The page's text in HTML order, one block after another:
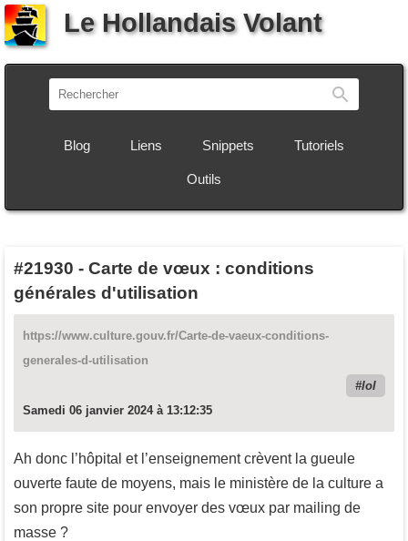
Le Hollandais Volant
Blog Liens Snippets Tutoriels
Outils
#21930 - Carte de vœux : conditions
générales d'utilisation
https://www.culture.gouv.fr/Carte-de-vaeux-conditions-
generales-d-utilisation
lol
Samedi 06 janvier 2024 à 13:12:35
Ah donc l’hôpital et l’enseignement crèvent la gueule
ouverte faute de moyens, mais le ministère de la culture a
son propre site pour envoyer des vœux par mailing de
masse ?